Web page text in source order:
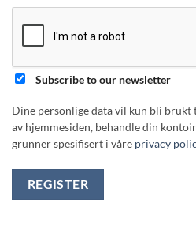
Subscribe to our newsletter
Dine personlige data vil kun bli
av hjemmesiden, behandle din
grunner spesifisert i våre privacy
REGISTER